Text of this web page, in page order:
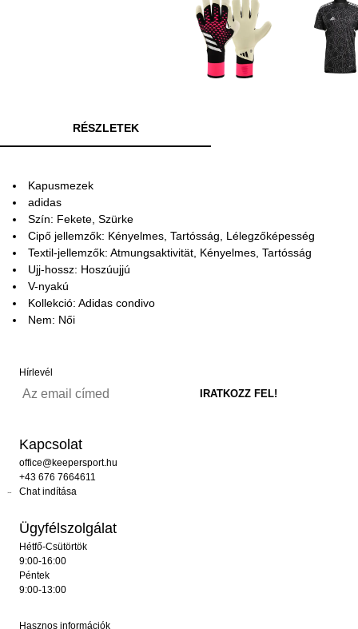
RÉSZLETEK
Kapusmezek
adidas
Szín: Fekete, Szürke
Cipő jellemzők: Kényelmes, Tartósság, Lélegzőképesség
Textil-jellemzők: Atmungsaktivität, Kényelmes, Tartósság
Ujj-hossz: Hoszúujjú
V-nyakú
Kollekció: Adidas condivo
Nem: Női
Hírlevél
Kapcsolat
office@keepersport.hu
+43 676 7664611
Chat indítása
Ügyfélszolgálat
Hétfő-Csütörtök
9:00-16:00
Péntek
9:00-13:00
Hasznos információk